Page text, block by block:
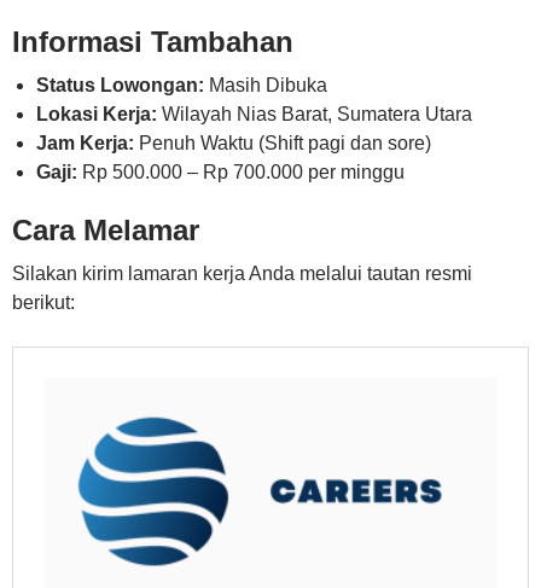
Informasi Tambahan
Status Lowongan: Masih Dibuka
Lokasi Kerja: Wilayah Nias Barat, Sumatera Utara
Jam Kerja: Penuh Waktu (Shift pagi dan sore)
Gaji: Rp 500.000 – Rp 700.000 per minggu
Cara Melamar
Silakan kirim lamaran kerja Anda melalui tautan resmi
berikut: